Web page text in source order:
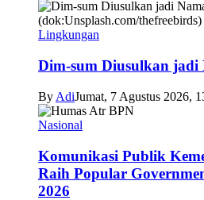
Lingkungan
Dim-sum Diusulkan jadi
By AdiJumat, 7 Agustus 2026,
Nasional
Komunikasi Publik
Raih Popular
2026